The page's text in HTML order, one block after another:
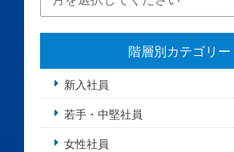
階層別カテゴリー
新入社員
若手・中堅社員
女性社員